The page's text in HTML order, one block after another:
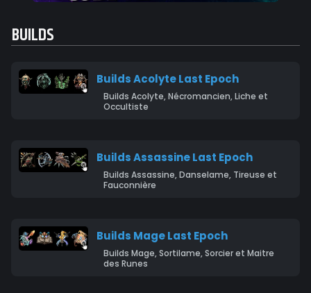
BUILDS
Builds Acolyte Last Epoch
Builds Acolyte, Nécromancien, Liche et
Occultiste
Builds Assassine Last Epoch
Builds Assassine, Danselame, Tireuse et
Fauconnière
Builds Mage Last Epoch
Builds Mage, Sortilame, Sorcier et Maitre
des Runes